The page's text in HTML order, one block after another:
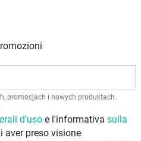
promocjach i nowych produktach.
d'uso e l'informativa sulla
aver preso visione